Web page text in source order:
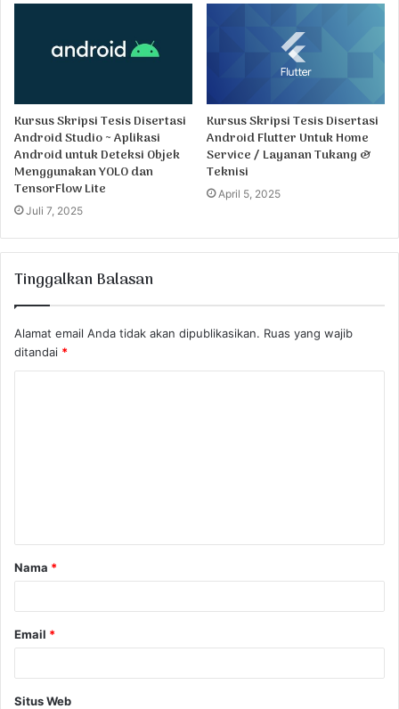
Kursus Skripsi Tesis Disertasi
Android Studio ~ Aplikasi
Android untuk Deteksi Objek
Menggunakan YOLO dan
TensorFlow Lite
Juli 7, 2025
Kursus Skripsi Tesis Disertasi
Android Flutter Untuk Home
Service / Layanan Tukang &
Teknisi
April 5, 2025
Tinggalkan Balasan
Alamat email Anda tidak akan dipublikasikan. Ruas yang wajib
ditandai *
a
r
Nama *
Email *
Situs Web